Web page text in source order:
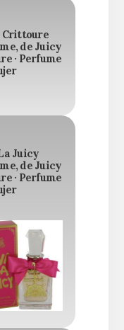
Crittoure
de Juicy
· Perfume
Juicy
de Juicy
· Perfume